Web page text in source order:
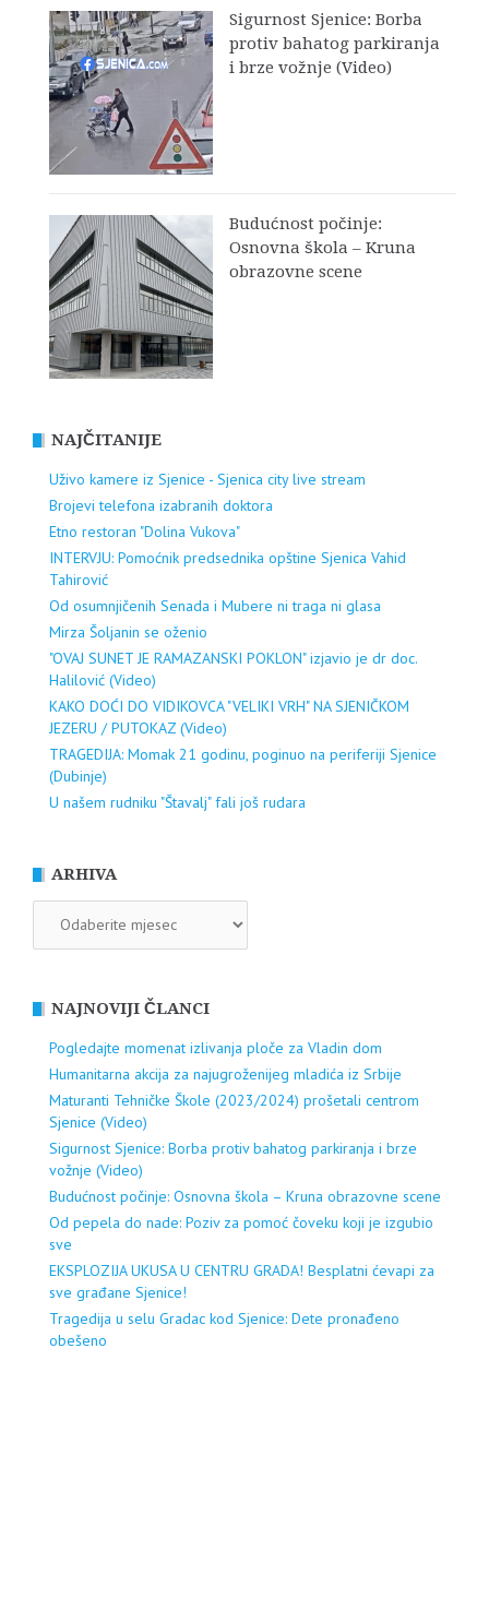
Sigurnost Sjenice: Borba
protiv bahatog parkiranja
i brze vožnje (Video)
Budućnost počinje:
Osnovna škola – Kruna
obrazovne scene
NAJČITANIJE
Uživo kamere iz Sjenice - Sjenica city live stream
Brojevi telefona izabranih doktora
Etno restoran "Dolina Vukova"
INTERVJU: Pomoćnik predsednika opštine Sjenica Vahid
Tahirović
Od osumnjičenih Senada i Mubere ni traga ni glasa
Mirza Šoljanin se oženio
"OVAJ SUNET JE RAMAZANSKI POKLON" izjavio je dr doc.
Halilović (Video)
KAKO DOĆI DO VIDIKOVCA "VELIKI VRH" NA SJENIČKOM
JEZERU / PUTOKAZ (Video)
TRAGEDIJA: Momak 21 godinu, poginuo na periferiji Sjenice
(Dubinje)
U našem rudniku "Štavalj" fali još rudara
ARHIVA
NAJNOVIJI ČLANCI
Pogledajte momenat izlivanja ploče za Vladin dom
Humanitarna akcija za najugroženijeg mladića iz Srbije
Maturanti Tehničke Škole (2023/2024) prošetali centrom
Sjenice (Video)
Sigurnost Sjenice: Borba protiv bahatog parkiranja i brze
vožnje (Video)
Budućnost počinje: Osnovna škola – Kruna obrazovne scene
Od pepela do nade: Poziv za pomoć čoveku koji je izgubio
sve
EKSPLOZIJA UKUSA U CENTRU GRADA! Besplatni ćevapi za
sve građane Sjenice!
Tragedija u selu Gradac kod Sjenice: Dete pronađeno
obešeno